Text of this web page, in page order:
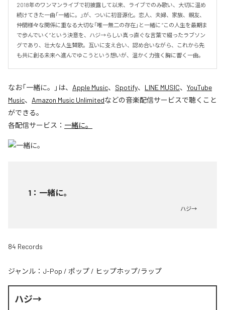
2018年のワンマンライブで初披露して以来、ライブでのみ歌い、大切に温め
続けてきた一曲「一緒に。」が、ついに初音源化。恋人、夫婦、家族、親友、
仲間――様々な関係に重なる大切な「唯一無二の存在」と一緒に “この人生を最期ま
で歩んでいく”という決意を、ハジ→らしい真っ直ぐな言葉で綴ったラブソン
グであり、壮大な人生賛歌。互いに支え合い、認め合いながら、これから先
も共に創る未来へ進んでゆこうという想いが、温かく力強く胸に響く一曲。
なお「一緒に。 」は、 Apple Music、 Spotify、 LINE MUSIC、 YouTube
Music、 Amazon Music Unlimitedなどの音楽配信サービスで聴くこと
ができる。
各配信サービス： 一緒に。
1 ： 一緒に。
ハジ→
84 Records
ジャンル： J-Pop / ポップ / ヒップホップ/ラップ
ハジ→